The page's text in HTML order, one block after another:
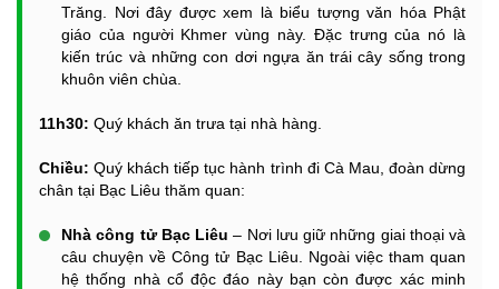
Trăng. Nơi đây được xem là biểu tượng văn hóa Phật
giáo của người Khmer vùng này. Đặc trưng của nó là
kiến trúc và những con dơi ngựa ăn trái cây sống trong
khuôn viên chùa.
11h30: Quý khách ăn trưa tại nhà hàng.
Chiều: Quý khách tiếp tục hành trình đi Cà Mau, đoàn dừng
chân tại Bạc Liêu thăm quan:
Nhà công tử Bạc Liêu – Nơi lưu giữ những giai thoại và
câu chuyện về Công tử Bạc Liêu. Ngoài việc tham quan
hệ thống nhà cổ độc đáo này bạn còn được xác minh